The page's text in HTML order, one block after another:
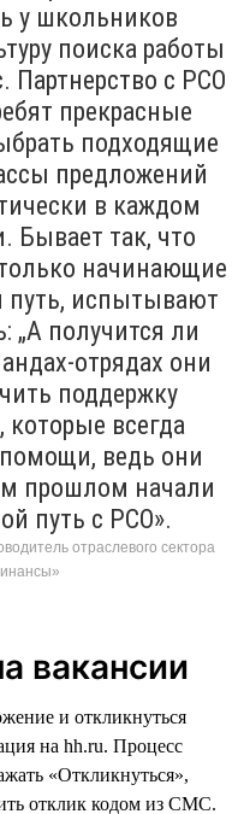
у школьников
поиска работы
Партнерство с РСО
прекрасные
подходящие
предложений
в каждом
Бывает так, что
начинающие
путь, испытывают
„А получится ли
отрядах они
поддержку
которые всегда
помощи, ведь они
прошлом начали
путь с РСО».
отраслевого сектора
вакансии
и откликнуться
на hh.ru. Процесс
«Откликнуться»,
отклик кодом из СМС.